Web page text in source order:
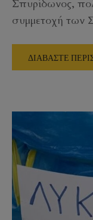
Σπυρίδωνος,
συμμετοχή των
ΔΙΑΒΑΣΤΕ